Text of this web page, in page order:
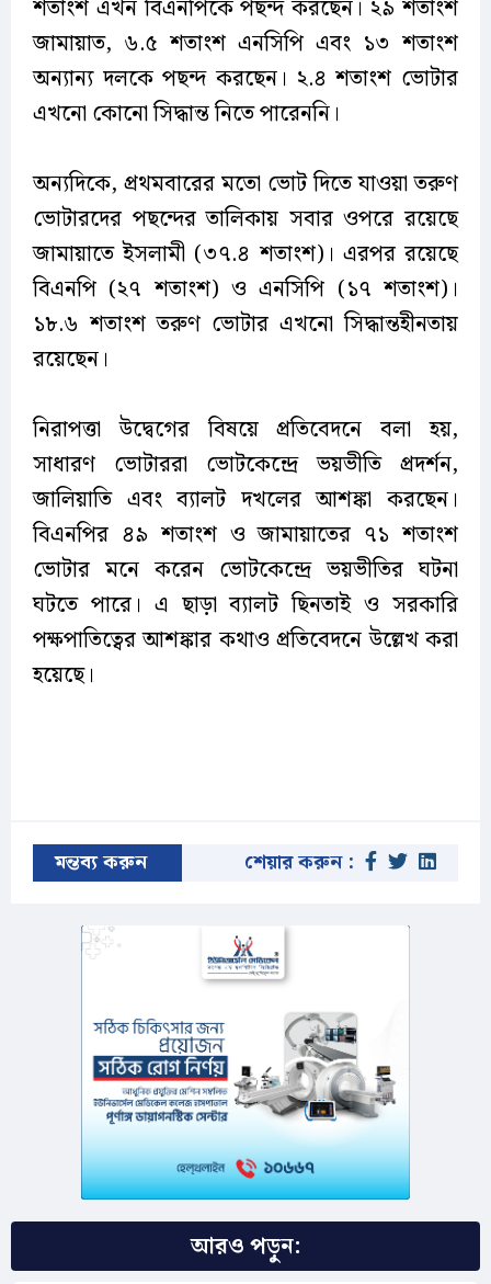
শতাংশ এখন বিএনপিকে পছন্দ করছেন। ২৯ শতাংশ
জামায়াত, ৬.৫ শতাংশ এনসিপি এবং ১৩ শতাংশ
অন্যান্য দলকে পছন্দ করছেন। ২.৪ শতাংশ ভোটার
এখনো কোনো সিদ্ধান্ত নিতে পারেননি।
অন্যদিকে, প্রথমবারের মতো ভোট দিতে যাওয়া তরুণ
ভোটারদের পছন্দের তালিকায় সবার ওপরে রয়েছে
জামায়াতে ইসলামী (৩৭.৪ শতাংশ)। এরপর রয়েছে
বিএনপি (২৭ শতাংশ) ও এনসিপি (১৭ শতাংশ)।
১৮.৬ শতাংশ তরুণ ভোটার এখনো সিদ্ধান্তহীনতায়
রয়েছেন।
নিরাপত্তা উদ্বেগের বিষয়ে প্রতিবেদনে বলা হয়,
সাধারণ ভোটাররা ভোটকেন্দ্রে ভয়ভীতি প্রদর্শন,
জালিয়াতি এবং ব্যালট দখলের আশঙ্কা করছেন।
বিএনপির ৪৯ শতাংশ ও জামায়াতের ৭১ শতাংশ
ভোটার মনে করেন ভোটকেন্দ্রে ভয়ভীতির ঘটনা
ঘটতে পারে। এ ছাড়া ব্যালট ছিনতাই ও সরকারি
পক্ষপাতিত্বের আশঙ্কার কথাও প্রতিবেদনে উল্লেখ করা
হয়েছে।
মন্তব্য করুন শেয়ার করুন :
আরও পড়ুন: